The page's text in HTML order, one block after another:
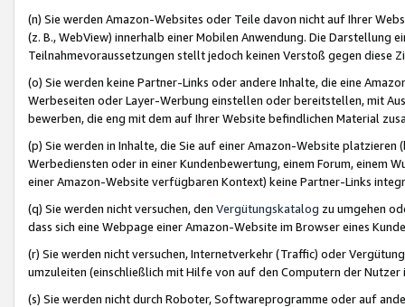
(n) Sie werden Amazon-Websites oder Teile davon nicht auf Ihrer
(z. B., WebView) innerhalb einer Mobilen Anwendung. Die Darstellung
Teilnahmevoraussetzungen stellt jedoch keinen Verstoß gegen diese
(o) Sie werden keine Partner-Links oder andere Inhalte, die eine
Werbeseiten oder Layer-Werbung einstellen oder bereitstellen, mit
bewerben, die eng mit dem auf Ihrer Website befindlichen Material
(p) Sie werden in Inhalte, die Sie auf einer Amazon-Website
Werbediensten oder in einer Kundenbewertung, einem Forum, einem
einer Amazon-Website verfügbaren Kontext) keine Partner-Links
(q) Sie werden nicht versuchen, den Vergütungskatalog zu umgehen
dass sich eine Webpage einer Amazon-Website im Browser eines
(r) Sie werden nicht versuchen, Internetverkehr (Traffic) oder
umzuleiten (einschließlich mit Hilfe von auf den Computern der
(s) Sie werden nicht durch Roboter, Softwareprogramme oder auf